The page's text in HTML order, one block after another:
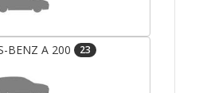
BENZ A 200 23